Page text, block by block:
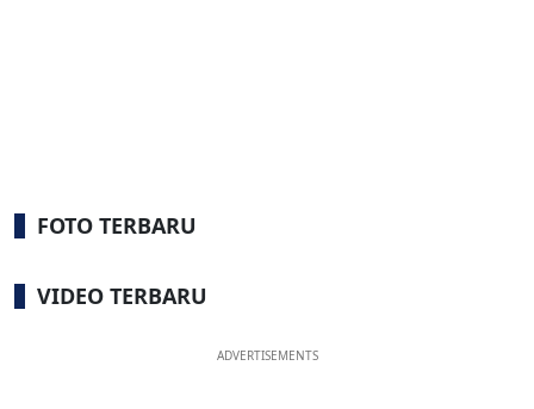
FOTO TERBARU
VIDEO TERBARU
ADVERTISEMENTS